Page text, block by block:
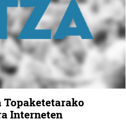
Topaketetarako
Interneten